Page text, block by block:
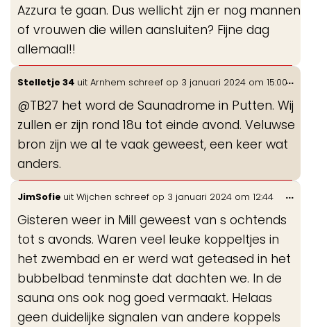
Azzura te gaan. Dus wellicht zijn er nog mannen
of vrouwen die willen aansluiten? Fijne dag
allemaal!!
Stelletje 34 uit Arnhem schreef op 3 januari 2024 om 15:00
@TB27 het word de Saunadrome in Putten. Wij
zullen er zijn rond 18u tot einde avond. Veluwse
bron zijn we al te vaak geweest, een keer wat
anders.
...
JimSofie uit Wijchen schreef op 3 januari 2024 om 12:44
Gisteren weer in Mill geweest van s ochtends
tot s avonds. Waren veel leuke koppeltjes in
het zwembad en er werd wat geteased in het
bubbelbad tenminste dat dachten we. In de
sauna ons ook nog goed vermaakt. Helaas
geen duidelijke signalen van andere koppels
...